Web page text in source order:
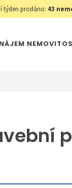
týden prodáno: 43